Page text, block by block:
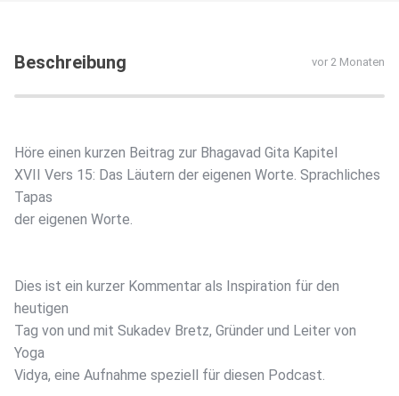
Beschreibung vor 2 Monaten
Höre einen kurzen Beitrag zur Bhagavad Gita Kapitel
XVII Vers 15: Das Läutern der eigenen Worte. Sprachliches
Tapas
der eigenen Worte.
Dies ist ein kurzer Kommentar als Inspiration für den
heutigen
Tag von und mit Sukadev Bretz, Gründer und Leiter von
Yoga
Vidya, eine Aufnahme speziell für diesen Podcast.